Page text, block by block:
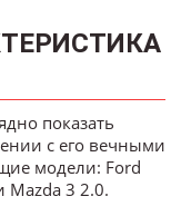
показать
с его вечными
модели: Ford
Mazda 3 2.0.